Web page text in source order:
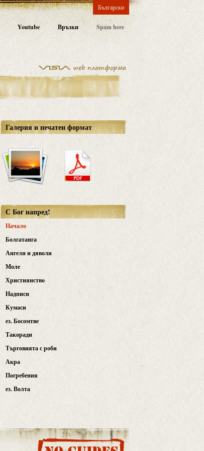
Български
Youtube Връзки Spam here
Галерия и печатен формат
С Бог напред!
Начало
Болгатанга
Ангели и дяволи
Моле
Християнство
Надписи
Кумаси
ез. Босомтве
Такоради
Търговията с роби
Акра
Погребения
ез. Волта